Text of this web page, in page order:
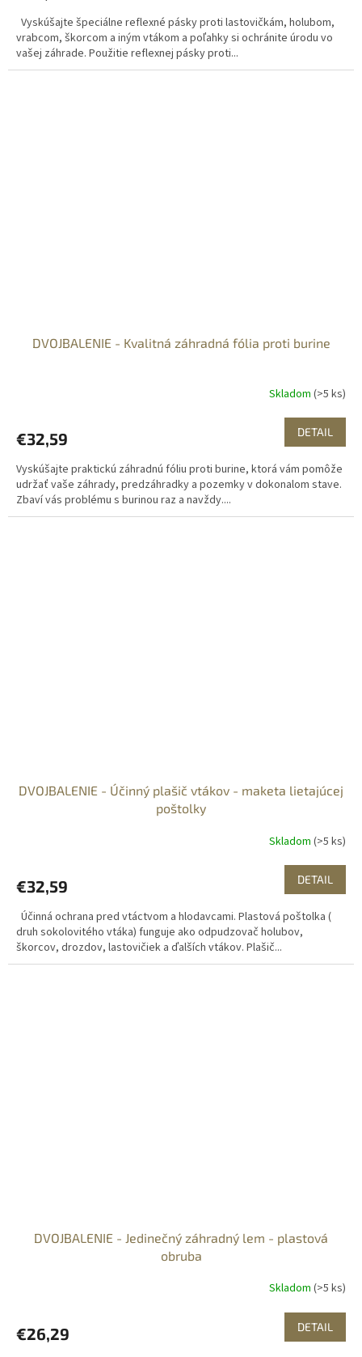
Vyskúšajte špeciálne reflexné pásky proti lastovičkám, holubom,
vrabcom, škorcom a iným vtákom a poľahky si ochránite úrodu vo
vašej záhrade. Použitie reflexnej pásky proti...
DVOJBALENIE - Kvalitná záhradná fólia proti burine
Skladom (>5 ks)
€32,59 DETAIL
Vyskúšajte praktickú záhradnú fóliu proti burine, ktorá vám pomôže
udržať vaše záhrady, predzáhradky a pozemky v dokonalom stave.
Zbaví vás problému s burinou raz a navždy....
DVOJBALENIE - Účinný plašič vtákov - maketa lietajúcej
poštolky
Skladom (>5 ks)
€32,59 DETAIL
Účinná ochrana pred vtáctvom a hlodavcami. Plastová poštolka (
druh sokolovitého vtáka) funguje ako odpudzovač holubov,
škorcov, drozdov, lastovičiek a ďalších vtákov. Plašič...
DVOJBALENIE - Jedinečný záhradný lem - plastová
obruba
Skladom (>5 ks)
€26,29 DETAIL